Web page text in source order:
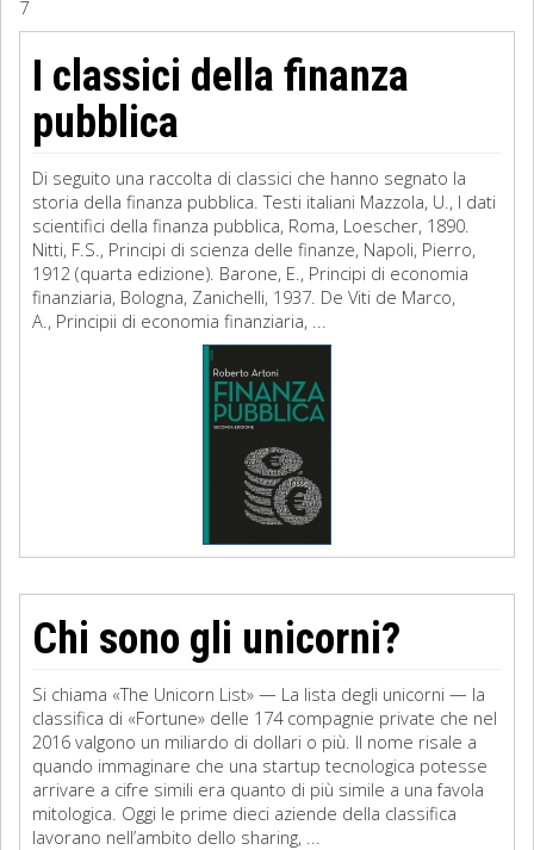
Filosofia
Storia
Matematica
Diritto
7
I classici della finanza
pubblica
Di seguito una raccolta di classici che hanno segnato la
storia della finanza pubblica. Testi italiani Mazzola, U., I dati
scientifici della finanza pubblica, Roma, Loescher, 1890.
Nitti, F.S., Principi di scienza delle finanze, Napoli, Pierro,
1912 (quarta edizione). Barone, E., Principi di economia
finanziaria, Bologna, Zanichelli, 1937. De Viti de Marco,
A., Principii di economia finanziaria, ...
Chi sono gli unicorni?
Si chiama «The Unicorn List» — La lista degli unicorni — la
classifica di «Fortune» delle 174 compagnie private che nel
2016 valgono un miliardo di dollari o più. Il nome risale a
quando immaginare che una startup tecnologica potesse
arrivare a cifre simili era quanto di più simile a una favola
mitologica. Oggi le prime dieci aziende della classifica
lavorano nell’ambito dello sharing, ...